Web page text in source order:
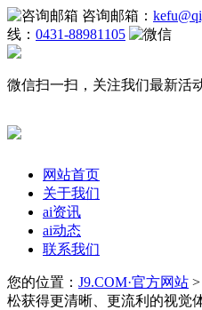
咨询邮箱：
线： 0431-88981105
微信扫一扫，关注我们最新活
网站首页
关于我们
ai资讯
ai动态
联系我们
您的位置： J9.COM·官方网站 >
松获得更清晰、更流利的视觉